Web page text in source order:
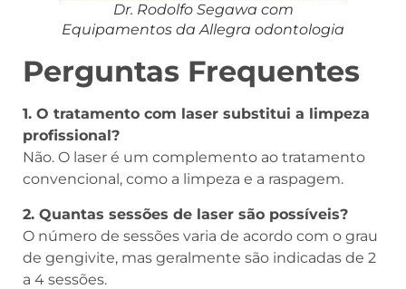
Dr. Rodolfo Segawa com
Equipamentos da Allegra odontologia
Perguntas Frequentes
1. O tratamento com laser substitui a limpeza
profissional?
Não. O laser é um complemento ao tratamento
convencional, como a limpeza e a raspagem.
2. Quantas sessões de laser são possíveis?
O número de sessões varia de acordo com o grau
de gengivite, mas geralmente são indicadas de 2
a 4 sessões.